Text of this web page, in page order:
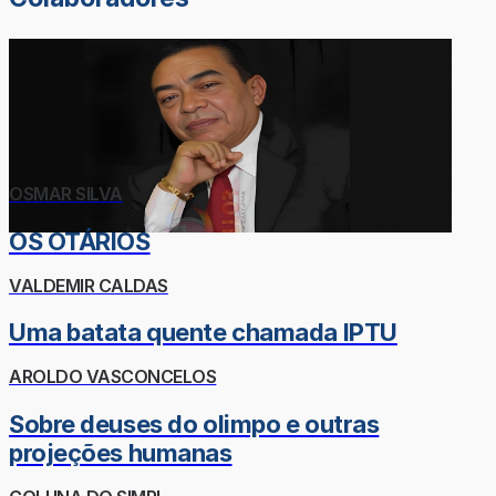
OSMAR SILVA
OS OTÁRIOS
VALDEMIR CALDAS
Uma batata quente chamada IPTU
AROLDO VASCONCELOS
Sobre deuses do olimpo e outras
projeções humanas